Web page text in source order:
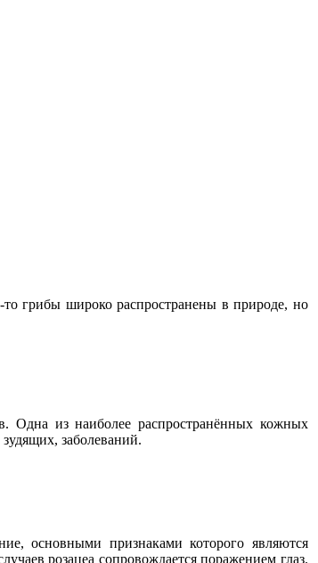
грибы широко распространены в природе, но
Одна из наиболее распространённых кожных
заболеваний.
основными признаками которого являются
розацеа сопровождается поражением глаз.